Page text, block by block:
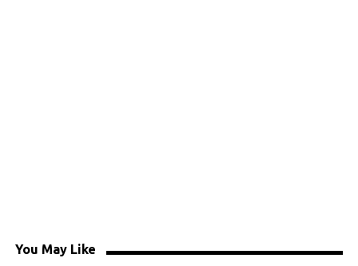
You May Like